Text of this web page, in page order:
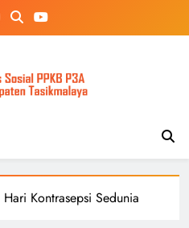
Hari Kontrasepsi Sedunia